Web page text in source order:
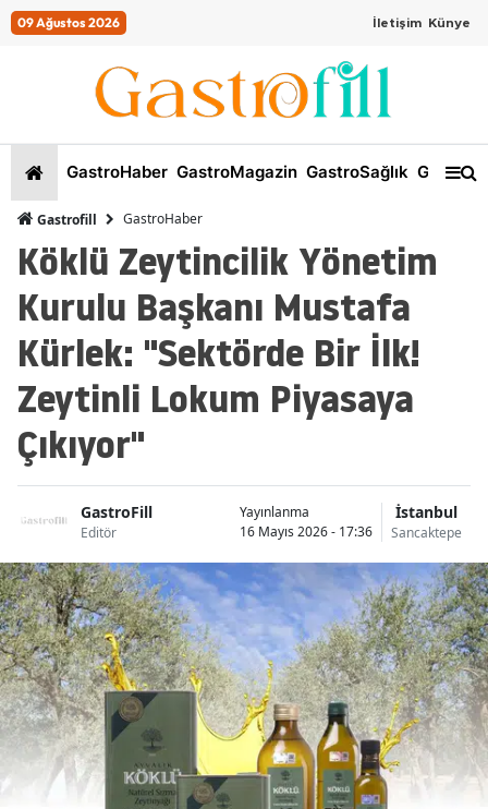
09 Ağustos 2026 İletişim Künye
GastroHaber GastroMagazin GastroSağlık
Gastrofill GastroHaber
Köklü Zeytincilik Yönetim
Kurulu Başkanı Mustafa
Kürlek: "Sektörde Bir İlk!
Zeytinli Lokum Piyasaya
Çıkıyor"
GastroFill
Editör
Yayınlanma
16 Mayıs 2026 - 17:36
İstanbul
Sancaktepe